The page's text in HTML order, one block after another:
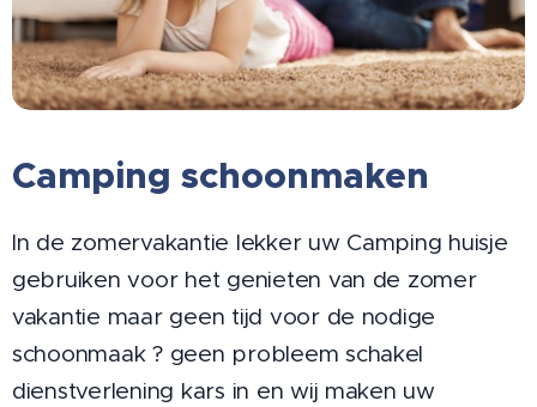
Camping schoonmaken
In de zomervakantie lekker uw Camping huisje
gebruiken voor het genieten van de zomer
vakantie maar geen tijd voor de nodige
schoonmaak ? geen probleem schakel
dienstverlening kars in en wij maken uw